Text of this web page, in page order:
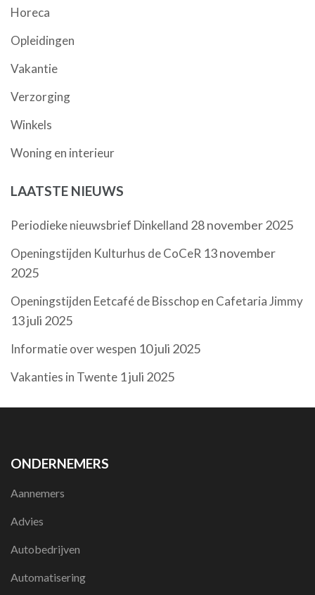
Horeca
Opleidingen
Vakantie
Verzorging
Winkels
Woning en interieur
LAATSTE NIEUWS
Periodieke nieuwsbrief Dinkelland 28 november 2025
Openingstijden Kulturhus de CoCeR 13 november
2025
Openingstijden Eetcafé de Bisschop en Cafetaria Jimmy
13 juli 2025
Informatie over wespen 10 juli 2025
Vakanties in Twente 1 juli 2025
ONDERNEMERS
Aannemers
Advies
Autobedrijven
Automatisering